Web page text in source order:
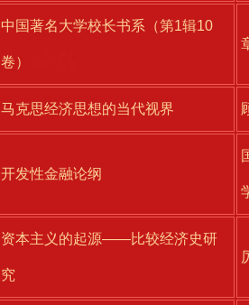
中国著名大学校长书系（第1辑10
卷）
马克思经济思想的当代视界
开发性金融论纲
资本主义的起源——比较经济史研
究